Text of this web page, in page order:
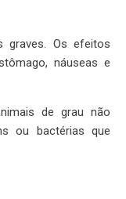
graves. Os efeitos
náuseas e
de grau não
ou bactérias que